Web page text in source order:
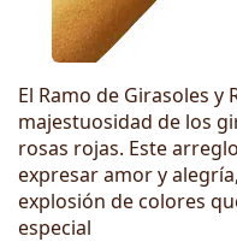
El Ramo de Girasoles y
majestuosidad de los
rosas rojas. Este
expresar amor y
explosión de colores
especial